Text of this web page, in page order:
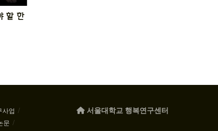
할 한
사업
문
서울대학교 행복연구센터